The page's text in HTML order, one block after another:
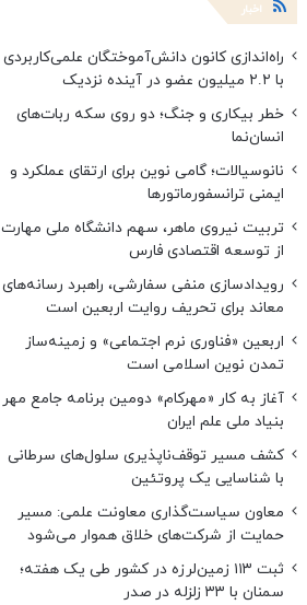
اخبار
راه‌اندازی کانون دانش‌آموختگان علمی‌کاربردی
با ۲.۲ میلیون عضو در آینده نزدیک
خطر بیکاری و جنگ؛ دو روی سکه ربات‌های
انسان‌نما
نانوسیالات؛ گامی نوین برای ارتقای عملکرد و
ایمنی ترانسفورماتورها
تربیت نیروی ماهر، سهم دانشگاه ملی مهارت
از توسعه اقتصادی فارس
رویدادسازی منفی سفارشی، راهبرد رسانه‌های
معاند برای تحریف روایت اربعین است
اربعین «فناوری نرم اجتماعی» و زمینه‌ساز
تمدن نوین اسلامی است
آغاز به کار «مهرکام» دومین برنامه جامع مهر
بنیاد ملی علم ایران
کشف مسیر توقف‌ناپذیری سلول‌های سرطانی
با شناسایی یک پروتئین
معاون سیاست‌گذاری معاونت علمی: مسیر
حمایت از شرکت‌های خلاق هموار می‌شود
ثبت ۱۱۳ زمین‌لرزه در کشور طی یک هفته؛
سمنان با ۳۳ زلزله در صدر